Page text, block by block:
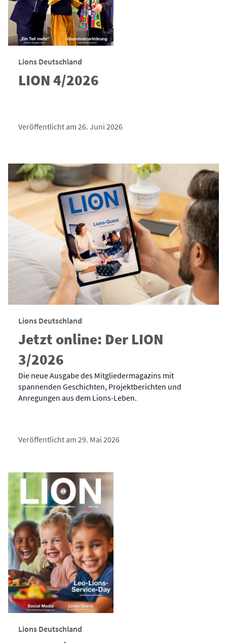
Lions Deutschland
LION 4/2026
Veröffentlicht am 26. Juni 2026
Lions Deutschland
Jetzt online: Der LION
3/2026
Die neue Ausgabe des Mitgliedermagazins mit
spannenden Geschichten, Projektberichten und
Anregungen aus dem Lions-Leben.
Veröffentlicht am 29. Mai 2026
Lions Deutschland